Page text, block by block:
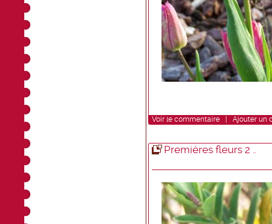
Voir le commentaire Ajouter un
Premières fleurs 2 ..